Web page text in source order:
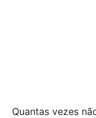
Quantas vezes